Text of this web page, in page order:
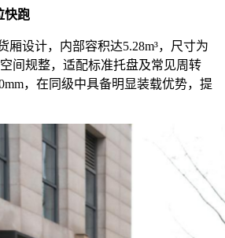
快跑
厢设计，内部容积达5.28m³，尺寸为
空间规整，适配标准托盘及常见周转
，在同级中具备明显装载优势，提